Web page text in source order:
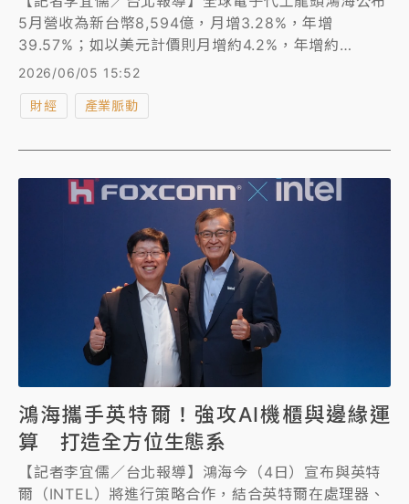
5月營收為新台幣8,594億，月增3.28%，年增
39.57%；如以美元計價則月增約4.2%，年增約
38.5%，為歷年同期最高。2026年累計前5月營收為3
35.7%，為歷年同期最高。
2026/06/05 15:52
財經 產業脈動
鴻海攜手英特爾！強攻AI機櫃與邊緣運
算 打造全方位生態系
【記者李宜儒／台北報導】鴻海今（4日）宣布與英特
爾（INTEL）將進行策略合作，結合英特爾在處理器、